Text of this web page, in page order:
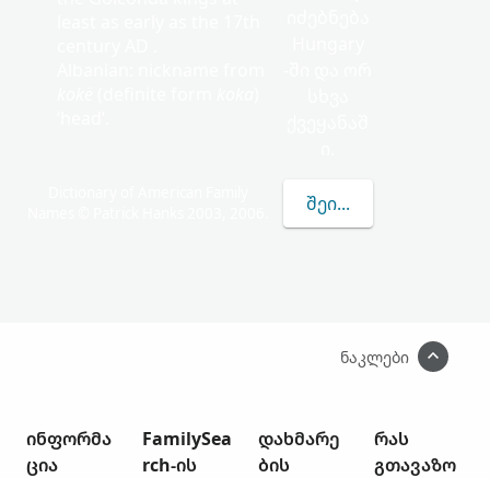
ᲨᲔᲘᲢᲧᲕᲔᲗ ᲛᲔᲢᲘ
ნაკლები
ინფორმა
ცია
FamilySea
rch-ის
დახმარე
ბის
რას
გთავაზო